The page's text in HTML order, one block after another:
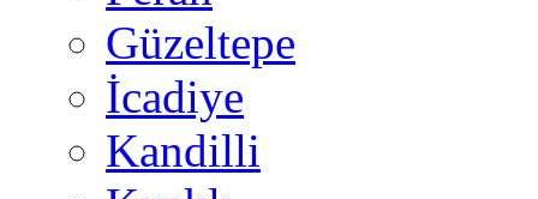
Güzeltepe
İcadiye
Kandilli